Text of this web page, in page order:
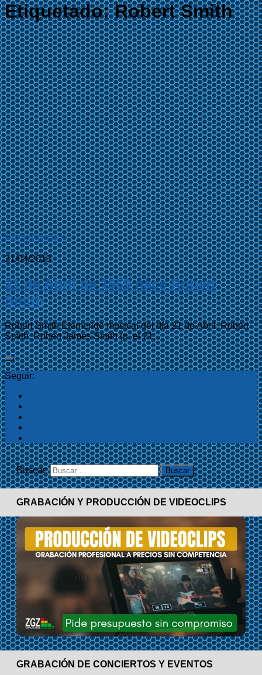
Etiquetado:Robert Smith
EFEMÉRIDES
21/04/2013
21 de Abril de 1959 nace Robert
Smith
Robert Smith Efemeride musical del día 21 de Abril, Robert
Smith. Robert James Smith (n. el 21...
Seguir:
Buscar:
GRABACIÓN Y PRODUCCIÓN DE VIDEOCLIPS
GRABACIÓN DE CONCIERTOS Y EVENTOS